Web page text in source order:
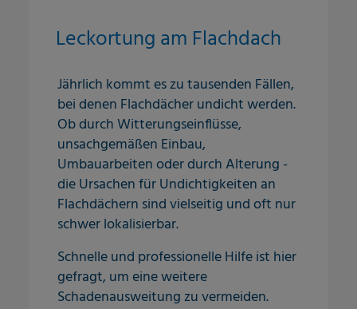
Leckortung am Flachdach
Jährlich kommt es zu tausenden Fällen,
bei denen Flachdächer undicht werden.
Ob durch Witterungseinflüsse,
unsachgemäßen Einbau,
Umbauarbeiten oder durch Alterung -
die Ursachen für Undichtigkeiten an
Flachdächern sind vielseitig und oft nur
schwer lokalisierbar.
Schnelle und professionelle Hilfe ist hier
gefragt, um eine weitere
Schadenausweitung zu vermeiden.